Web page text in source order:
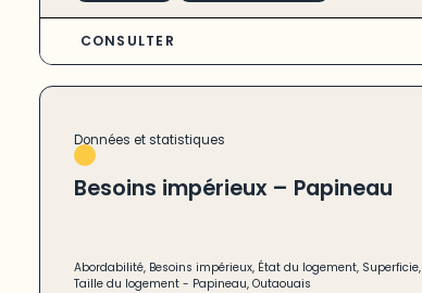
CONSULTER
Données et statistiques
Besoins impérieux – Papineau
Abordabilité, Besoins impérieux, État du logement, Superficie,
Taille du logement- Papineau, Outaouais